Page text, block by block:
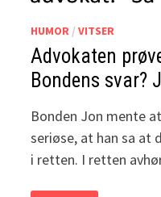
HUMOR /VITSER
Advokaten
Bondens svar?
Bonden Jon mente
seriøse, at han sa at
i retten. I retten